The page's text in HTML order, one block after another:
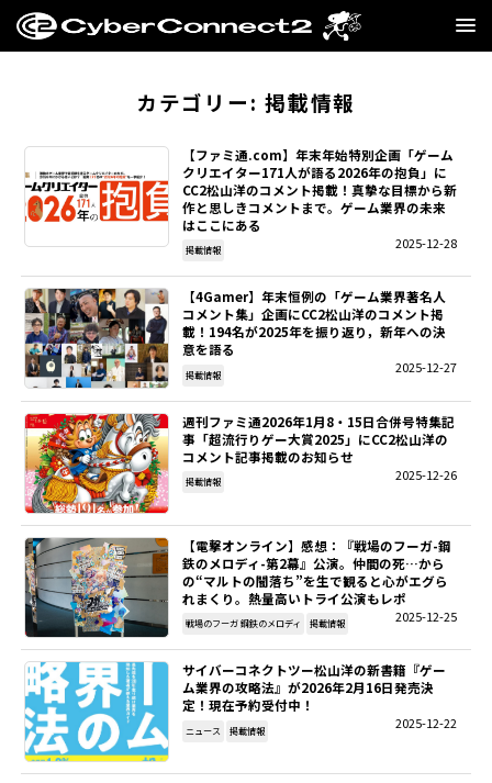
MANGA・NOVEL
FILM
CC2STORE
COMPANY
BLOG
RECRUIT
SNS
SITEMAP
EN
カテゴリー: 掲載情報
【ファミ通.com】年末年始特別企画「ゲーム
クリエイター171人が語る2026年の抱負」に
CC2松山洋のコメント掲載！真摯な目標から新
作と思しきコメントまで。ゲーム業界の未来
はここにある
2025-12-28
掲載情報
【4Gamer】年末恒例の「ゲーム業界著名人
コメント集」企画にCC2松山洋のコメント掲
載！194名が2025年を振り返り，新年への決
意を語る
2025-12-27
掲載情報
週刊ファミ通2026年1月8・15日合併号特集記
事「超流行りゲー大賞2025」にCC2松山洋の
コメント記事掲載のお知らせ
2025-12-26
掲載情報
【電撃オンライン】感想：『戦場のフーガ-鋼
鉄のメロディ-第2幕』公演。仲間の死…から
の“マルトの闇落ち”を生で観ると心がエグら
れまくり。熱量高いトライ公演もレポ
2025-12-25
戦場のフーガ 鋼鉄のメロディ 掲載情報
サイバーコネクトツー松山洋の新書籍『ゲー
ム業界の攻略法』が2026年2月16日発売決
定！現在予約受付中！
2025-12-22
ニュース 掲載情報